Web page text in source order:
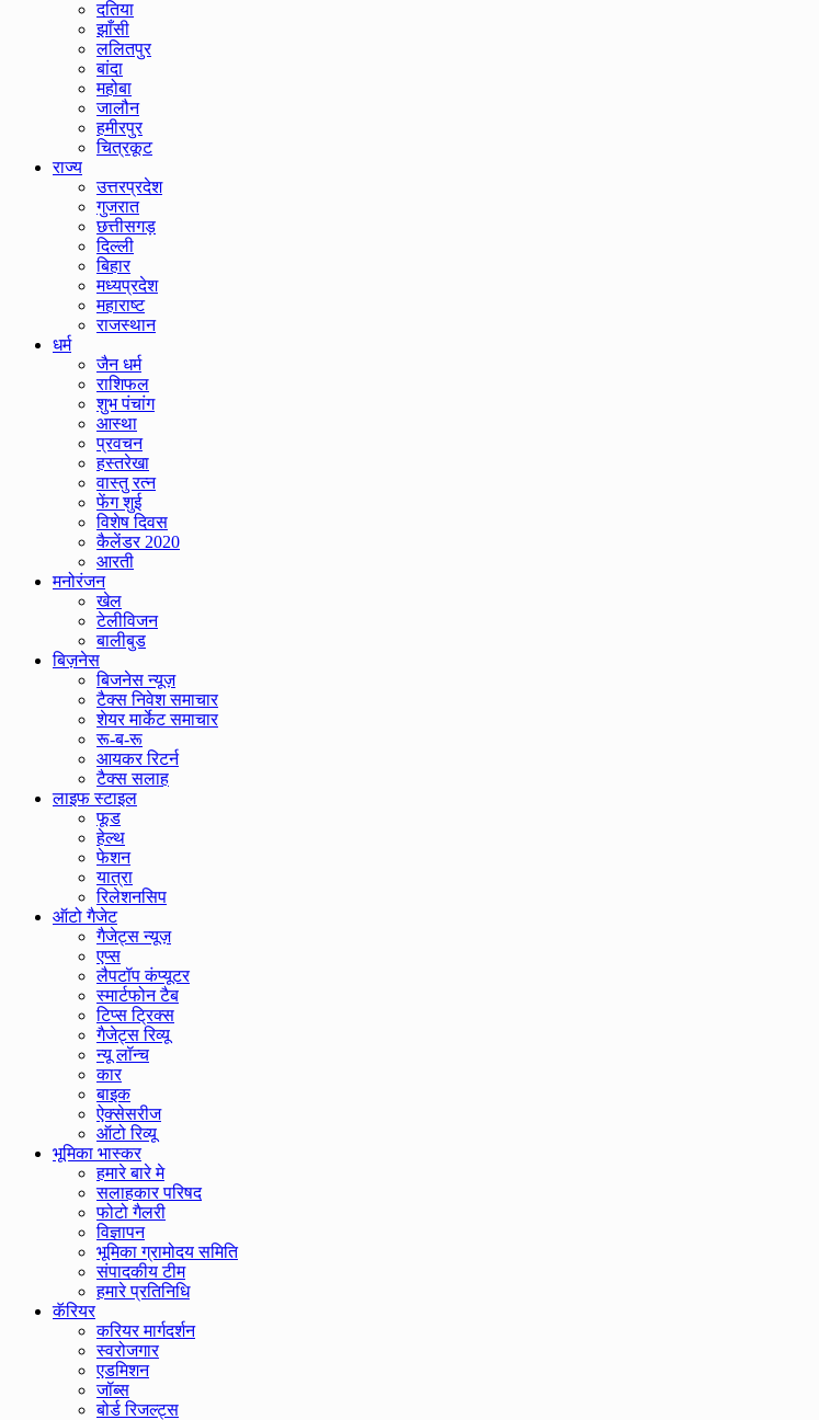
दतिया
झाँसी
ललितपुर
बांदा
महोबा
जालौन
हमीरपुर
चित्रकूट
राज्य
उत्तरप्रदेश
गुजरात
छत्तीसगड़
दिल्ली
बिहार
मध्यप्रदेश
महाराष्ट
राजस्थान
धर्म
जैन धर्म
राशिफल
शुभ पंचांग
आस्था
प्रवचन
हस्तरेखा
वास्तु रत्न
फेंग शुई
विशेष दिवस
कैलेंडर 2020
आरती
मनोरंजन
खेल
टेलीविजन
बालीबुड
बिज़नेस
बिजनेस न्यूज़
टैक्स निवेश समाचार
शेयर मार्केट समाचार
रू-ब-रू
आयकर रिटर्न
टैक्स सलाह
लाइफ स्टाइल
फूड
हेल्थ
फेशन
यात्रा
रिलेशनसिप
ऑटो गैजेट
गैजेट्स न्यूज़
एप्स
लैपटॉप कंप्यूटर
स्मार्टफोन टैब
टिप्स ट्रिक्स
गैजेट्स रिव्यू
न्यू लॉन्च
कार
बाइक
ऐक्सेसरीज
ऑटो रिव्यू
भूमिका भास्कर
हमारे बारे मे
सलाहकार परिषद
फोटो गैलरी
विज्ञापन
भूमिका ग्रामोदय समिति
संपादकीय टीम
हमारे प्रतिनिधि
कॅरियर
करियर मार्गदर्शन
स्वरोजगार
एडमिशन
जॉब्स
बोर्ड रिजल्ट्स